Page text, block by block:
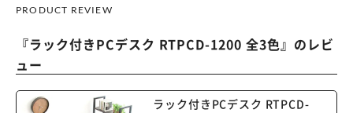
PRODUCT REVIEW
『ラック付きPCデスク RTPCD-1200 全3色』のレビ
ュー
ラック付きPCデスク RTPCD-